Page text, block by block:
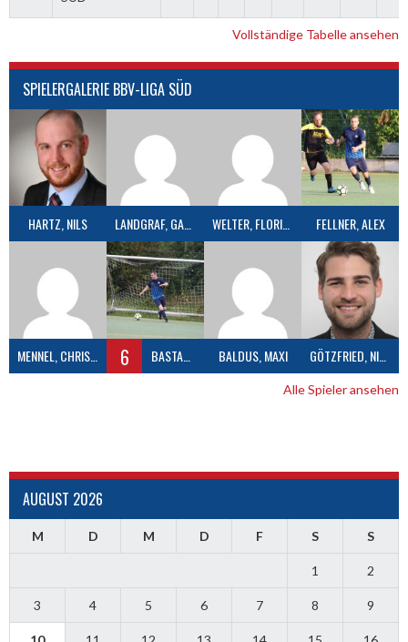
Vollständige Tabelle ansehen
SPIELERGALERIE BBV-LIGA SÜD
HARTZ, NILS LANDGRAF, GABRIEL WELTER, FLORIAN FELLNER, ALEX
MENNEL, CHRISTIAN 6 BASTASIC, ZELJKO BALDUS, MAXI GÖTZFRIED, NICOLAS
Alle Spieler ansehen
AUGUST 2026
M D M D F S S
1 2
3 4 5 6 7 8 9